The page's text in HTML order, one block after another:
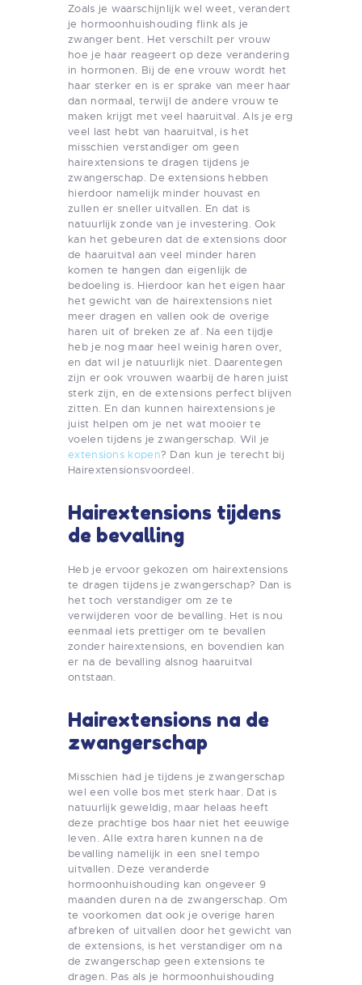
Zoals je waarschijnlijk wel weet, verandert
je hormoonhuishouding flink als je
zwanger bent. Het verschilt per vrouw
hoe je haar reageert op deze verandering
in hormonen. Bij de ene vrouw wordt het
haar sterker en is er sprake van meer haar
dan normaal, terwijl de andere vrouw te
maken krijgt met veel haaruitval. Als je erg
veel last hebt van haaruitval, is het
misschien verstandiger om geen
hairextensions te dragen tijdens je
zwangerschap. De extensions hebben
hierdoor namelijk minder houvast en
zullen er sneller uitvallen. En dat is
natuurlijk zonde van je investering. Ook
kan het gebeuren dat de extensions door
de haaruitval aan veel minder haren
komen te hangen dan eigenlijk de
bedoeling is. Hierdoor kan het eigen haar
het gewicht van de hairextensions niet
meer dragen en vallen ook de overige
haren uit of breken ze af. Na een tijdje
heb je nog maar heel weinig haren over,
en dat wil je natuurlijk niet. Daarentegen
zijn er ook vrouwen waarbij de haren juist
sterk zijn, en de extensions perfect blijven
zitten. En dan kunnen hairextensions je
juist helpen om je net wat mooier te
voelen tijdens je zwangerschap. Wil je
extensions kopen? Dan kun je terecht bij
Hairextensionsvoordeel.
Hairextensions tijdens
de bevalling
Heb je ervoor gekozen om hairextensions
te dragen tijdens je zwangerschap? Dan is
het toch verstandiger om ze te
verwijderen voor de bevalling. Het is nou
eenmaal iets prettiger om te bevallen
zonder hairextensions, en bovendien kan
er na de bevalling alsnog haaruitval
ontstaan.
Hairextensions na de
zwangerschap
Misschien had je tijdens je zwangerschap
wel een volle bos met sterk haar. Dat is
natuurlijk geweldig, maar helaas heeft
deze prachtige bos haar niet het eeuwige
leven. Alle extra haren kunnen na de
bevalling namelijk in een snel tempo
uitvallen. Deze veranderde
hormoonhuishouding kan ongeveer 9
maanden duren na de zwangerschap. Om
te voorkomen dat ook je overige haren
afbreken of uitvallen door het gewicht van
de extensions, is het verstandiger om na
de zwangerschap geen extensions te
dragen. Pas als je hormoonhuishouding